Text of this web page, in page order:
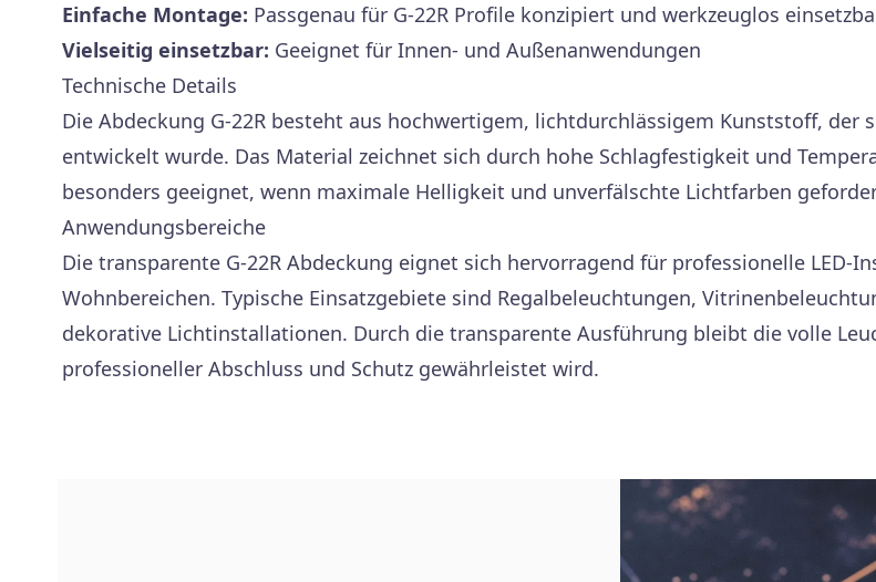
Einfache Montage: Passgenau für G-22R Profile konzipiert und werkzeuglos
Vielseitig einsetzbar: Geeignet für Innen- und Außenanwendungen
Technische Details
Die Abdeckung G-22R besteht aus hochwertigem, lichtdurchlässigem Kunststoff, der
entwickelt wurde. Das Material zeichnet sich durch hohe Schlagfestigkeit und
besonders geeignet, wenn maximale Helligkeit und unverfälschte Lichtfarben
Anwendungsbereiche
Die transparente G-22R Abdeckung eignet sich hervorragend für professionelle LED-
Wohnbereichen. Typische Einsatzgebiete sind Regalbeleuchtungen,
dekorative Lichtinstallationen. Durch die transparente Ausführung bleibt die volle
professioneller Abschluss und Schutz gewährleistet wird.